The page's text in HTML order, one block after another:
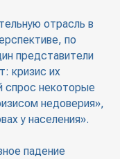
отрасль в
по
представители
кризис их
спрос некоторые
недоверия»,
у населения».
падение